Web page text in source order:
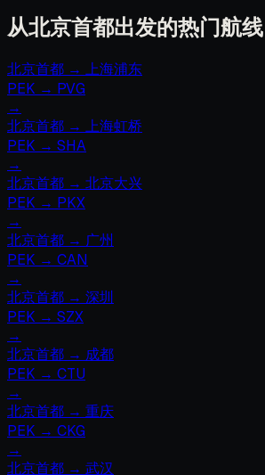
从北京首都出发的热门航线
北京首都 → 上海浦东
PEK → PVG
→
北京首都 → 上海虹桥
PEK → SHA
→
北京首都 → 北京大兴
PEK → PKX
→
北京首都 → 广州
PEK → CAN
→
北京首都 → 深圳
PEK → SZX
→
北京首都 → 成都
PEK → CTU
→
北京首都 → 重庆
PEK → CKG
→
北京首都 → 武汉